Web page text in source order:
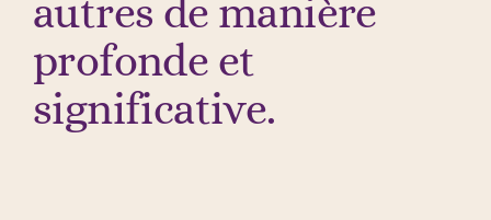
autres de manière
profonde et
significative.